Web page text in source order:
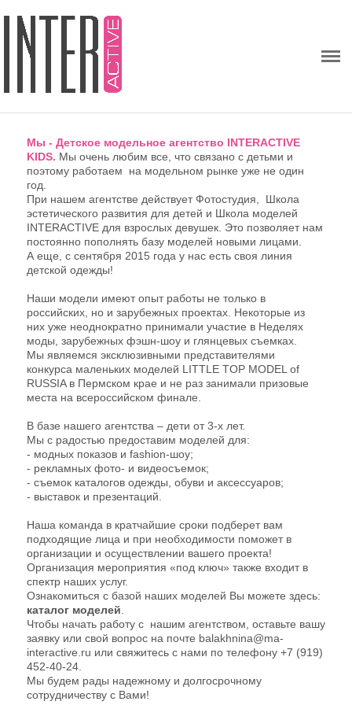
ГЛАВНАЯ
Детское модельное агентство
Школа моделей
Наши преподаватели
Little Top Model of Russia
Interactive Summer Camp
Топ-модель по-детски
БЛОГ
Контакты
Мы - Детское модельное агентство INTERACTIVE
KIDS. Мы очень любим все, что связано с детьми и
поэтому работаем на модельном рынке уже не один
год.
При нашем агентстве действует Фотостудия, Школа
эстетического развития для детей и Школа моделей
INTERACTIVE для взрослых девушек. Это позволяет нам
постоянно пополнять базу моделей новыми лицами.
А еще, с сентября 2015 года у нас есть своя линия
детской одежды!
Наши модели имеют опыт работы не только в
российских, но и зарубежных проектах. Некоторые из
них уже неоднократно принимали участие в Неделях
моды, зарубежных фэшн-шоу и глянцевых съемках.
Мы являемся эксклюзивными представителями
конкурса маленьких моделей LITTLE TOP MODEL of
RUSSIA в Пермском крае и не раз занимали призовые
места на всероссийском финале.
В базе нашего агентства – дети от 3-х лет.
Мы с радостью предоставим моделей для:
- модных показов и fashion-шоу;
- рекламных фото- и видеосъемок;
- съемок каталогов одежды, обуви и аксессуаров;
- выставок и презентаций.
Наша команда в кратчайшие сроки подберет вам
подходящие лица и при необходимости поможет в
организации и осуществлении вашего проекта!
Организация мероприятия «под ключ» также входит в
спектр наших услуг.
Ознакомиться с базой наших моделей Вы можете здесь:
каталог моделей
Чтобы начать работу с нашим агентством, оставьте вашу
заявку или свой вопрос на почте balakhnina@ma-
interactive.ru или свяжитесь с нами по телефону +7 (919)
452-40-24.
Мы будем рады надежному и долгосрочному
сотрудничеству с Вами!